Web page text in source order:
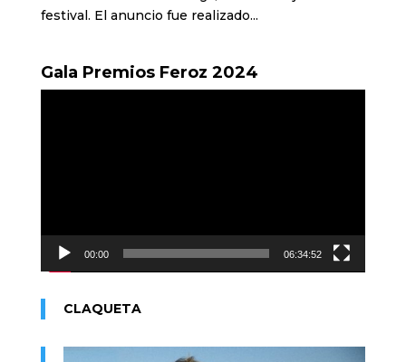
festival. El anuncio fue realizado...
Gala Premios Feroz 2024
00:00 06:34:52
CLAQUETA